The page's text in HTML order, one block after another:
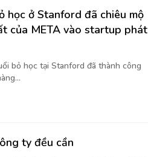
học ở Stanford đã chiêu mộ
của META vào startup phát
bỏ học tại Stanford đã thành công
ty đều cần